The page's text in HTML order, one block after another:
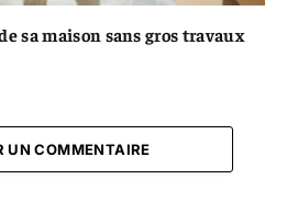
sa maison sans gros travaux
UN COMMENTAIRE